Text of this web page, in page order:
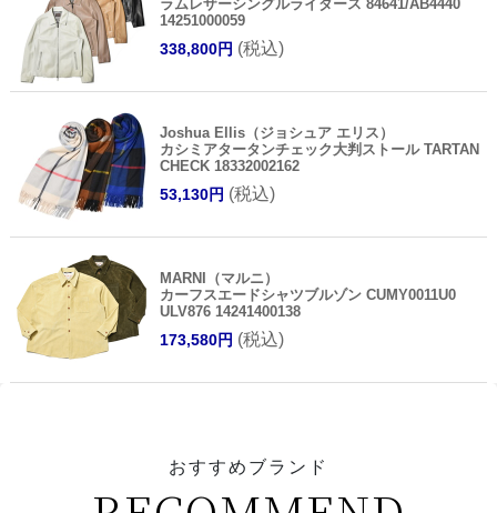
ラムレザーシングルライダース 84641/AB4440
14251000059
338,800円 (税込)
Joshua Ellis（ジョシュア エリス）
カシミアタータンチェック大判ストール TARTAN
CHECK 18332002162
53,130円 (税込)
MARNI（マルニ）
カーフスエードシャツブルゾン CUMY0011U0
ULV876 14241400138
173,580円 (税込)
おすすめブランド